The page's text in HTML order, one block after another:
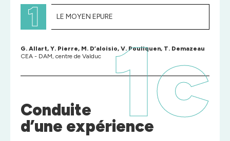
1 LE MOYEN EPURE
1c
Conduite
d’une expérience
G. Allart, Y. Pierre, M. D’aloisio, V. Pouliquen, T. Demazeau
CEA - DAM, centre de Valduc